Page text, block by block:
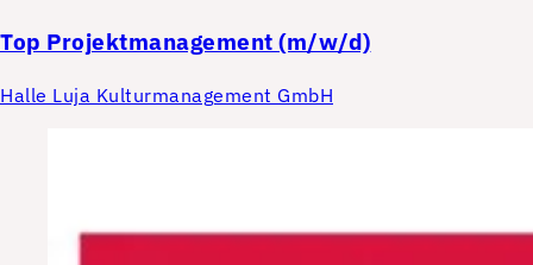
Top Projektmanagement (m/w/d)
Halle Luja Kulturmanagement GmbH